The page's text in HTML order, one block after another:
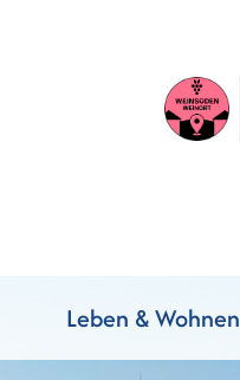
Leben & Wohnen